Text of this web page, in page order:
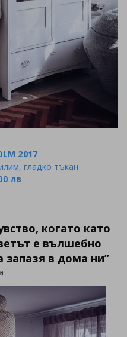
2017
гладко тъкан
лв
когато като
е вълшебно
запазя в дома ни”